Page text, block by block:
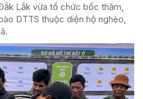
Lắk vừa tổ chức bốc thăm,
DTTS thuộc diện hộ nghèo,